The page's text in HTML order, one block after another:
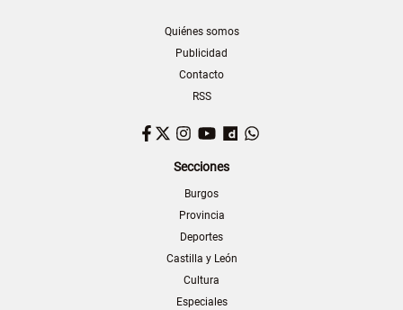
Quiénes somos
Publicidad
Contacto
RSS
Facebook
TwitterInstagram
YouTubeDailymotion
Secciones
Burgos
Provincia
Deportes
Castilla y León
Cultura
Especiales